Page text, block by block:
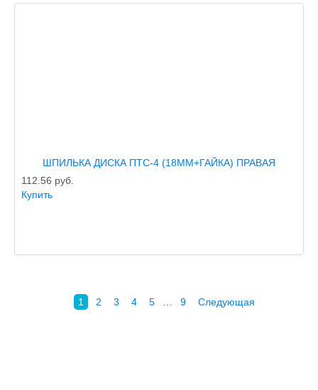
ШПИЛЬКА ДИСКА ПТС-4 (18ММ+ГАЙКА) ПРАВАЯ
112.56 руб.
Купить
1 2 3 4 5 9 Следующая